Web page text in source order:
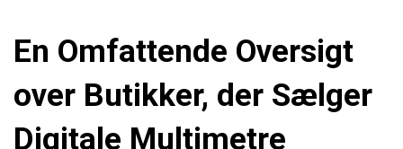
En Omfattende Oversigt
over Butikker, der Sælger
Digitale Multimetre